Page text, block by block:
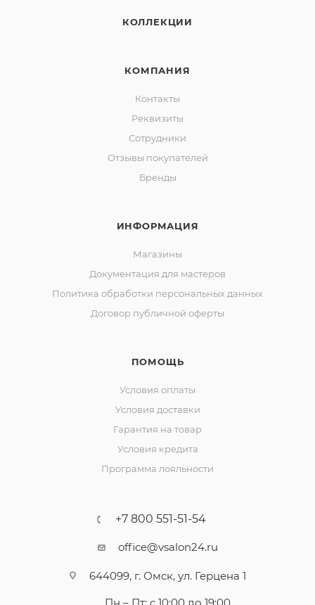
КОЛЛЕКЦИИ
КОМПАНИЯ
Контакты
Реквизиты
Сотрудники
Отзывы покупателей
Бренды
ИНФОРМАЦИЯ
Магазины
Документация для мастеров
Политика обработки персональных данных
Договор публичной оферты
ПОМОЩЬ
Условия оплаты
Условия доставки
Гарантия на товар
Условия кредита
Программа лояльности
+7 800 551-51-54
office@vsalon24.ru
644099, г. Омск, ул. Герцена 1